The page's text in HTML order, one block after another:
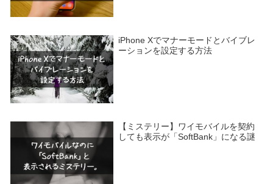
iPhone Xでマナーモードとバイブレ
ーションを設定する方法
【ミステリー】ワイモバイルを契約
しても表示が「SoftBank」になる謎